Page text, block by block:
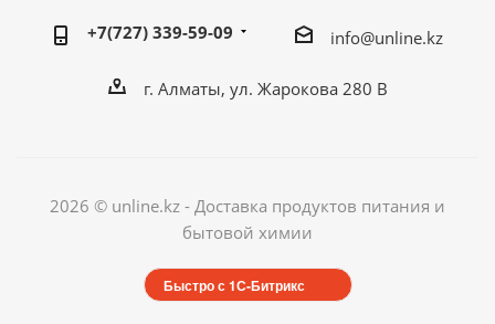
+7(727) 339-59-09 info@unline.kz
г. Алматы, ул. Жарокова 280 В
2026 © unline.kz - Доставка продуктов питания и
бытовой химии
Быстро с 1С-Битрикс